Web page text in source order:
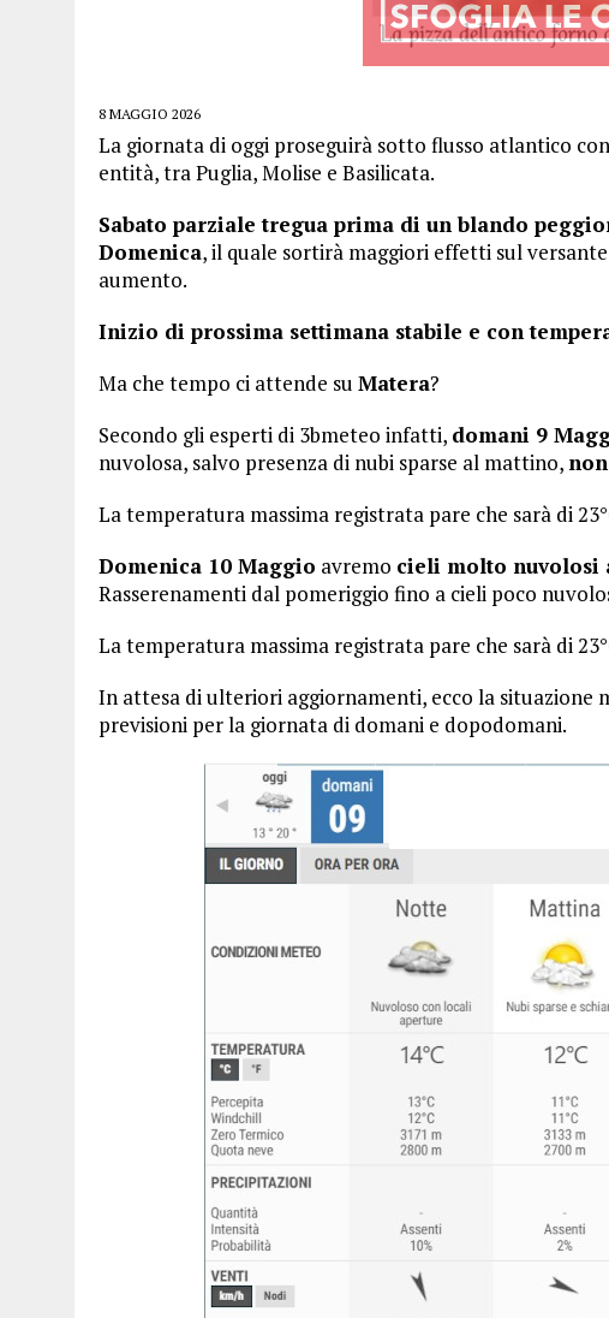
8 MAGGIO 2026
La giornata di oggi proseguirà sotto flusso atlantico
entità, tra Puglia, Molise e Basilicata.
Sabato parziale tregua prima di un blando
Domenica, il quale sortirà maggiori effetti sul
aumento.
Inizio di prossima settimana stabile e con
Ma che tempo ci attende su Matera?
Secondo gli esperti di 3bmeteo infatti, domani 9
nuvolosa, salvo presenza di nubi sparse al mattino,
La temperatura massima registrata pare che sarà di
Domenica 10 Maggio avremo cieli molto nuvolosi
Rasserenamenti dal pomeriggio fino a cieli poco
La temperatura massima registrata pare che sarà di
In attesa di ulteriori aggiornamenti, ecco la situazione
previsioni per la giornata di domani e dopodomani.